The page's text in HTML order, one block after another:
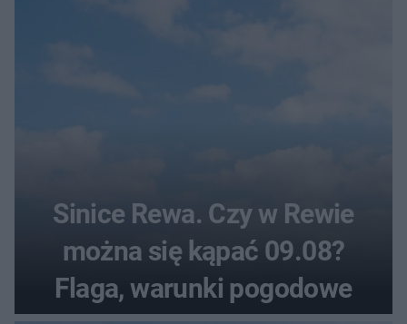
Sinice Rewa. Czy w Rewie
można się kąpać 09.08?
Flaga, warunki pogodowe